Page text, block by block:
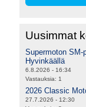
Uusimmat
Supermoton SM-
Hyvinkäällä
6.8.2026 - 16:34
Vastauksia: 1
2026 Classic
27.7.2026 - 12:30